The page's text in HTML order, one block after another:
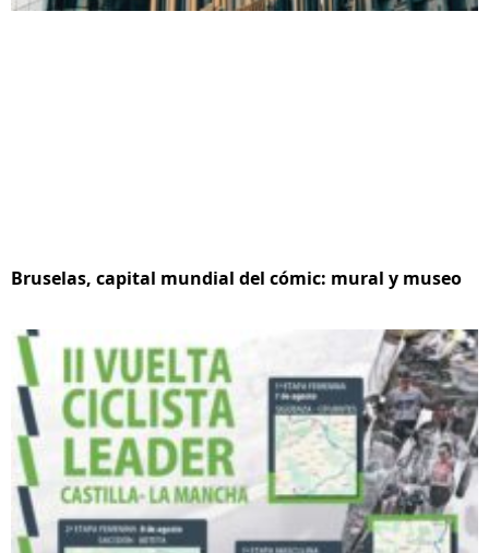
Bruselas, capital mundial del cómic: mural y museo